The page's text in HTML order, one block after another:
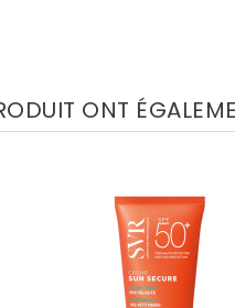
ONT